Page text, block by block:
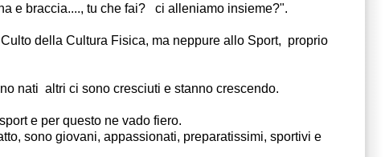
e braccia...., tu che fai?   ci alleniamo insieme?".
della Cultura Fisica, ma neppure allo Sport,  proprio
nati  altri ci sono cresciuti e stanno crescendo.
e per questo ne vado fiero.
sono giovani, appassionati, preparatissimi, sportivi e